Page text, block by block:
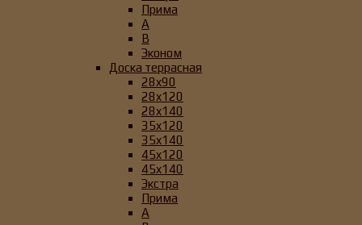
Прима
А
B
Эконом
Доска террасная
28x90
28x120
28x140
35x120
35x140
45x120
45x140
Экстра
Прима
А